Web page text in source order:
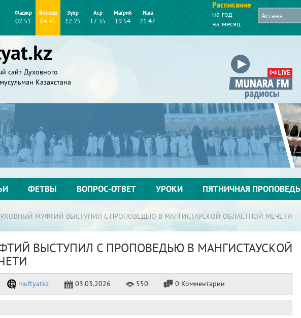
Фаджр
02:51
Восход
04:45
Зухр
12:25
Аср
17:35
Магриб
19:54
Иша
21:47
Расписание
на год
на месяц
сайт Духовного
Казахстана
ФЕТВЫ ВОПРОС-ОТВЕТ УРОКИ ПЯТНИЧНАЯ ПРОПОВЕДЬ
МУФТИЙ ВЫСТУПИЛ С ПРОПОВЕДЬЮ В МАНГИСТАУСКОЙ ОБЛАСТНОЙ МЕЧЕТИ
ВЫСТУПИЛ С ПРОПОВЕДЬЮ В МАНГИСТАУСКОЙ
muftyatkz 03.03.2026 550 0 Комментарии